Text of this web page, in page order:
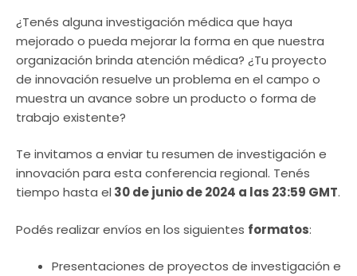
¿Tenés alguna investigación médica que haya
mejorado o pueda mejorar la forma en que nuestra
organización brinda atención médica? ¿Tu proyecto
de innovación resuelve un problema en el campo o
muestra un avance sobre un producto o forma de
trabajo existente?
Te invitamos a enviar tu resumen de investigación e
innovación para esta conferencia regional. Tenés
tiempo hasta el 30 de junio de 2024 a las 23:59 GMT.
Podés realizar envíos en los siguientes formatos:
Presentaciones de proyectos de investigación e